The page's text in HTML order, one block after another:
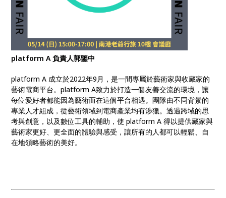
platform A 負責人郭鑒中
platform A 成立於2022年9月，是一間專屬於藝術家與收藏家的
藝術電商平台。platform A致力於打造一個友善交流的環境，讓
每位愛好者都能因為藝術而在這個平台相遇。團隊由不同背景的
專業人才組成，從藝術領域到電商產業均有涉獵。透過跨域的思
考與創意，以及數位工具的輔助，使 platform A 得以提供藏家與
藝術家更好、更全面的體驗與感受，讓所有的人都可以輕鬆、自
在地領略藝術的美好。